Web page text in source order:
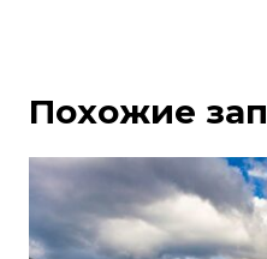
Похожие